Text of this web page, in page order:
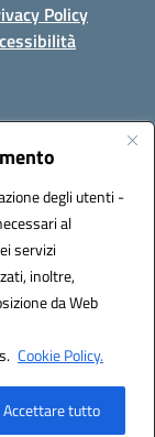
degli utenti -
al
servizi
inoltre,
da Web
Cookie Policy.
Accettare tutto
Policy
S.r.l.
Italia